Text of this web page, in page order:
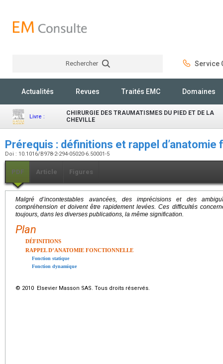
Rechercher Service
Actualités Revues Traités EMC Domaines
Livre :
CHIRURGIE DES TRAUMATISMES DU PIED ET DE LA
CHEVILLE
Prérequis : définitions et rappel
Doi : 10.1016/B978-2-294-05020-6.50001-5
PDF Article Figures
Malgré d’incontestables avancées, des imprécisions et des
compréhension et doivent être rapidement levées. Ces difficultés
toujours, dans les diverses publications, la même signification.
Plan
DÉFINITIONS
RAPPEL D’ANATOMIE FONCTIONNELLE
Fonction statique
Fonction dynamique
© 2010 Elsevier Masson SAS. Tous droits réservés.